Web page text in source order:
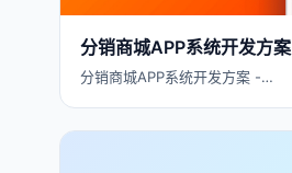
分销商城APP系统开发方案
分销商城APP系统开发方案 -…